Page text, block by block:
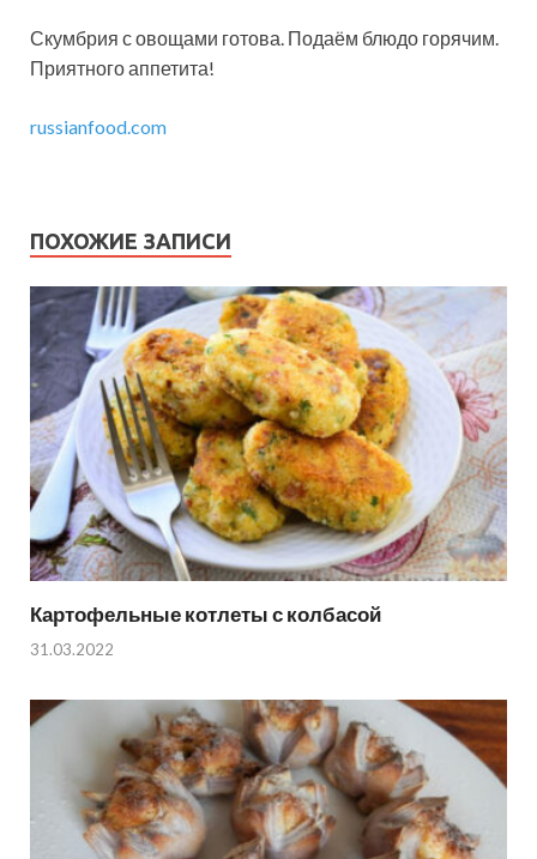
Скумбрия с овощами готова. Подаём блюдо горячим.
Приятного аппетита!
russianfood.com
ПОХОЖИЕ ЗАПИСИ
Картофельные котлеты с колбасой
31.03.2022